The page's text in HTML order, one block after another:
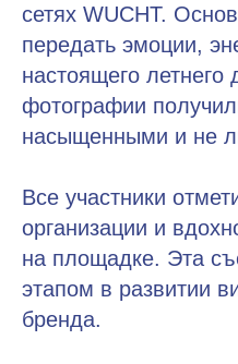
сетях WUCHT.
передать эмоции,
настоящего
фотографии
насыщенными и не
Все участники
организации и
на площадке. Эта
этапом в развитии
бренда.